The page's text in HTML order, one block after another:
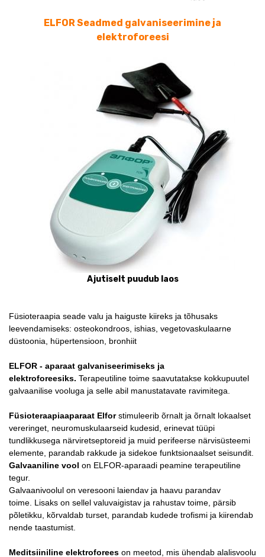
ELFOR Seadmed galvaniseerimine ja
elektroforeesi
Ajutiselt puudub laos
Füsioteraapia seade valu ja haiguste kiireks ja tõhusaks
leevendamiseks: osteokondroos, ishias, vegetovaskulaarne
düstoonia, hüpertensioon, bronhiit
ELFOR - aparaat galvaniseerimiseks ja
elektroforeesiks. Terapeutiline toime saavutatakse kokkupuutel
galvaanilise vooluga ja selle abil manustatavate ravimitega.
Füsioteraapiaaparaat Elforstimuleerib õrnalt ja õrnalt lokaalset
vereringet, neuromuskulaarseid kudesid, erinevat tüüpi
tundlikkusega närviretseptoreid ja muid perifeerse närvisüsteemi
elemente, parandab rakkude ja sidekoe funktsionaalset seisundit.
Galvaaniline vool on ELFOR-aparaadi peamine terapeutiline
tegur.
Galvaanivoolul on veresooni laiendav ja haavu parandav
toime. Lisaks on sellel valuvaigistav ja rahustav toime, pärsib
põletikku, kõrvaldab turset, parandab kudede trofismi ja kiirendab
nende taastumist.
Meditsiiniline elektroforees on meetod, mis ühendab alalisvoolu